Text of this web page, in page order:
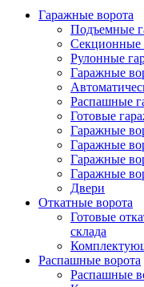
Гаражные ворота
Подъемные
Секционные
Рулонные
Гаражные
Распашные
Готовые
Гаражные
Гаражные
Гаражные
Гаражные
Двери
Откатные ворота
Готовые
склада
Распашные ворота
Распашные